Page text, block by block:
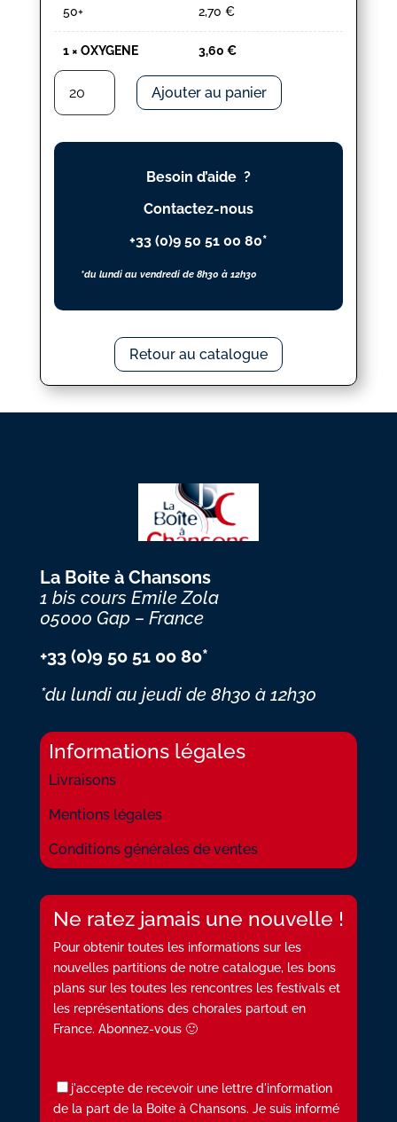
50+ 2,70 €
1× OXYGENE 3,60 €
quantité
OXYGENE
Ajouter au panier
Besoin d’aide ?
Contactez-nous
+33 (0)9 50 51 00 80*
*du lundi au vendredi de 8h30 à 12h30
Retour au catalogue
La Boite à Chansons
1 bis cours Emile Zola
05000 Gap – France
+33 (0)9 50 51 00 80*
*du lundi au jeudi de 8h30 à 12h30
Informations légales
Livraisons
Mentions légales
Conditions générales de ventes
Ne ratez jamais une nouvelle !
Pour obtenir toutes les informations sur les
nouvelles partitions de notre catalogue, les bons
plans sur les toutes les rencontres les festivals et
les représentations des chorales partout en
France. Abonnez-vous 🙂
j'accepte de recevoir une lettre d'information
de la part de la Boite à Chansons. Je suis informé